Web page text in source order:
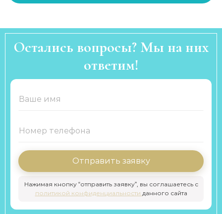
Остались вопросы? Мы на них
ответим!
Отправить заявку
Нажимая кнопку “отправить заявку”, вы соглашаетесь с
политикой конфиденциальности данного сайта